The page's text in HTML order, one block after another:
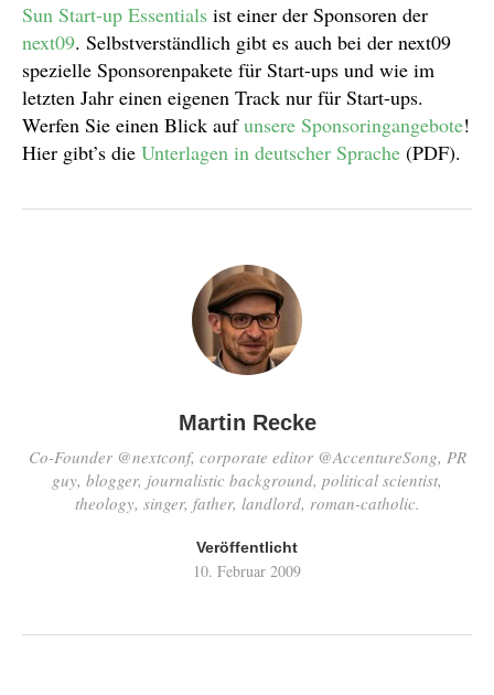
Sun Start-up Essentials ist einer der Sponsoren der
next09. Selbstverständlich gibt es auch bei der next09
spezielle Sponsorenpakete für Start-ups und wie im
letzten Jahr einen eigenen Track nur für Start-ups.
Werfen Sie einen Blick aufunsere Sponsoringangebote!
Hier gibt’s die Unterlagen in deutscher Sprache (PDF).
Martin Recke
Co-Founder @nextconf, corporate editor @AccentureSong, PR
guy, blogger, journalistic background, political scientist,
theology, singer, father, landlord, roman-catholic.
Veröffentlicht
10. Februar 2009